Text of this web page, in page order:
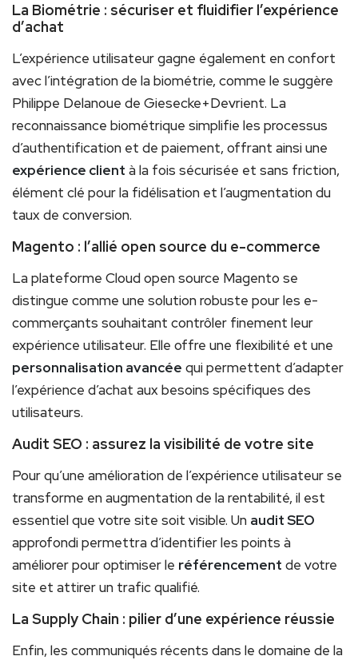
La Biométrie : sécuriser et fluidifier l’expérience
d’achat
L’expérience utilisateur gagne également en confort
avec l’intégration de la biométrie, comme le suggère
Philippe Delanoue de Giesecke+Devrient. La
reconnaissance biométrique simplifie les processus
d’authentification et de paiement, offrant ainsi une
expérience client à la fois sécurisée et sans friction,
élément clé pour la fidélisation et l’augmentation du
taux de conversion.
Magento : l’allié open source du e-commerce
La plateforme Cloud open source Magento se
distingue comme une solution robuste pour les e-
commerçants souhaitant contrôler finement leur
expérience utilisateur. Elle offre une flexibilité et une
personnalisation avancée qui permettent d’adapter
l’expérience d’achat aux besoins spécifiques des
utilisateurs.
Audit SEO : assurez la visibilité de votre site
Pour qu’une amélioration de l’expérience utilisateur se
transforme en augmentation de la rentabilité, il est
essentiel que votre site soit visible. Un audit SEO
approfondi permettra d’identifier les points à
améliorer pour optimiser le référencement de votre
site et attirer un trafic qualifié.
La Supply Chain : pilier d’une expérience réussie
Enfin, les communiqués récents dans le domaine de la